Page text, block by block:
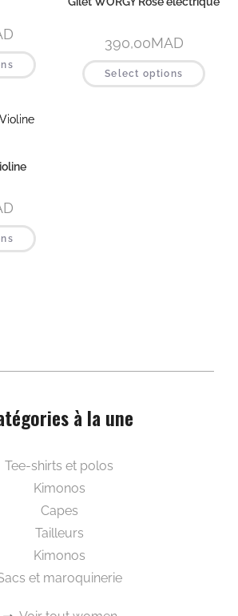
390,00MAD
Select options
à la une
Tee-shirts et polos
Kimonos
Capes
Tailleurs
Kimonos
et maroquinerie